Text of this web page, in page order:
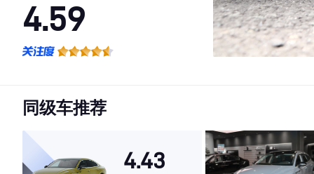
4.59
·空间表现较为优秀，优于92%同级车
同级车推荐
4.43